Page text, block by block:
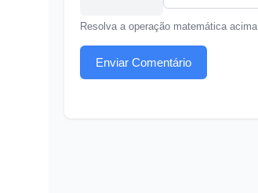
Resolva a operação matemática acima
Enviar Comentário